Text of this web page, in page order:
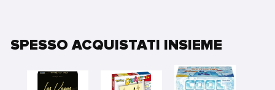
SPESSO ACQUISTATI INSIEME